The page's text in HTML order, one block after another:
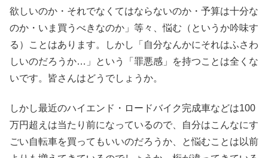
欲しいのか・それでなくてはならないのか・予算は十分な
のか・いま買うべきなのか」等々、悩む（というか吟味す
る）ことはあります。しかし「自分なんかにそれはふさわ
しいのだろうか…」という「罪悪感」を持つことは全くな
いです。皆さんはどうでしょうか。
しかし最近のハイエンド・ロードバイク完成車などは100
万円超えは当たり前になっているので、自分はこんなにす
ごい自転車を買ってもいいのだろうか、と悩むことは以前